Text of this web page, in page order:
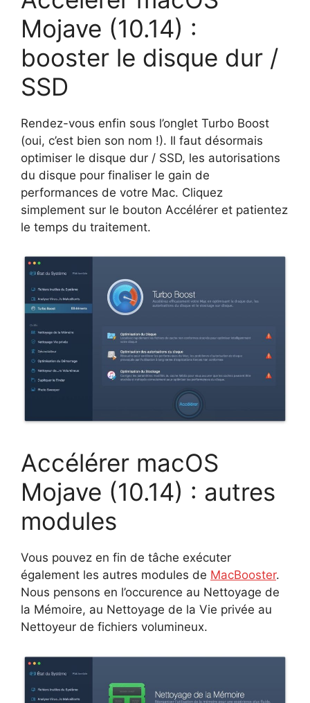
Mojave (10.14) :
booster le disque dur /
SSD
Rendez-vous enfin sous l’onglet Turbo Boost
(oui, c’est bien son nom !). Il faut désormais
optimiser le disque dur / SSD, les autorisations
du disque pour finaliser le gain de
performances de votre Mac. Cliquez
simplement sur le bouton Accélérer et patientez
le temps du traitement.
Accélérer macOS
Mojave (10.14) : autres
modules
Vous pouvez en fin de tâche exécuter
également les autres modules de MacBooster.
Nous pensons en l’occurence au Nettoyage de
la Mémoire, au Nettoyage de la Vie privée au
Nettoyeur de fichiers volumineux.